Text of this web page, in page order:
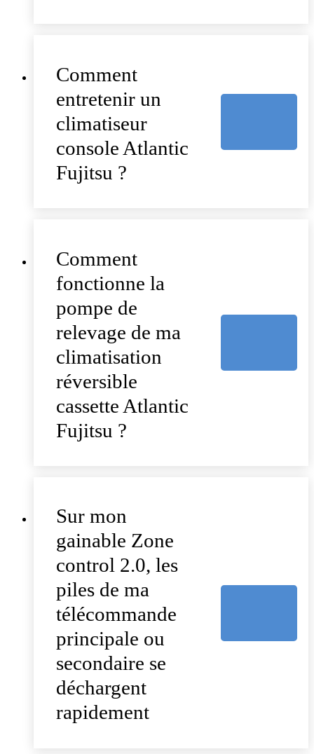
Comment
entretenir un
climatiseur
console Atlantic
Fujitsu ?
Comment
fonctionne la
pompe de
relevage de ma
climatisation
réversible
cassette Atlantic
Fujitsu ?
Sur mon
gainable Zone
control 2.0, les
piles de ma
télécommande
principale ou
secondaire se
déchargent
rapidement